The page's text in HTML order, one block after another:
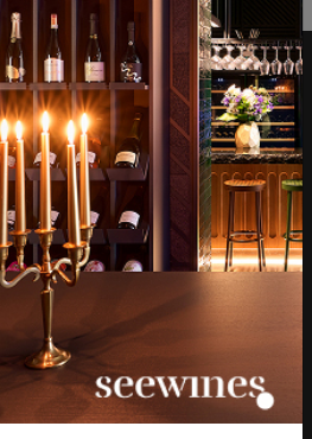
Физически магазини и
събития